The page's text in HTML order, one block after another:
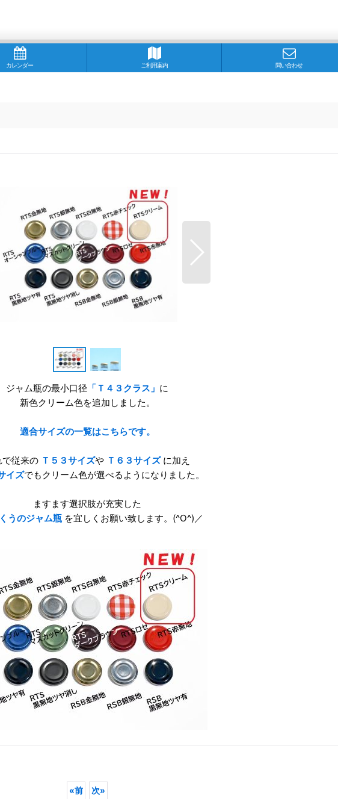
カレンダー ご利用案内 問い合わせ
ジャム瓶の最小口径 「Ｔ４３クラス」 に
新色クリーム色を追加しました。
適合サイズの一覧はこちらです。
で従来の Ｔ５３サイズや Ｔ６３サイズ に加え
イズでもクリーム色が選べるようになりました。
ますます選択肢が充実した
うのジャム瓶 を宜しくお願い致します。(^O^)／
«前 次»